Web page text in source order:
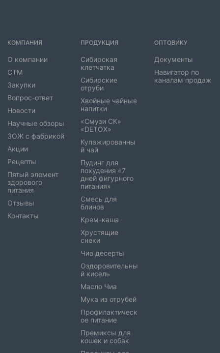
КОМПАНИЯ
О компании
СТМ
Закупки
Вопрос-ответ
Новости
Научные обзоры
ЗОЖ с фабрикой
Акции
Рецепты
Пятый элемент
здорового
питания
Отзывы
Контакты
ПРОДУКЦИЯ
Сибирская
клетчатка
Сибирские
отруби
Хвойные чайные
напитки
«Смузи СК»
«DETOX»
Купажированны
й чай
Пудинг для
похудения «7
дней фигурного
питания»
Смесь для
блинов
Крем-каша
Хрустящие
снеки
Чиа десерты
Оздоровительны
й кисель
Масло Чиа
Мука из отрубей
Профилактическ
ое питание
Премиксы для
кошек и собак
ОПТОВИКУ
Документы
Навигатор по
каналам продаж